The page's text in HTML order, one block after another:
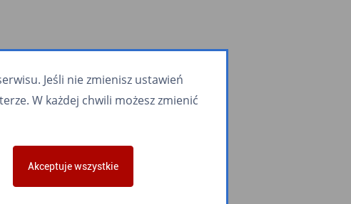
Jeśli nie zmienisz ustawień
W każdej chwili możesz zmienić
Akceptuje wszystkie